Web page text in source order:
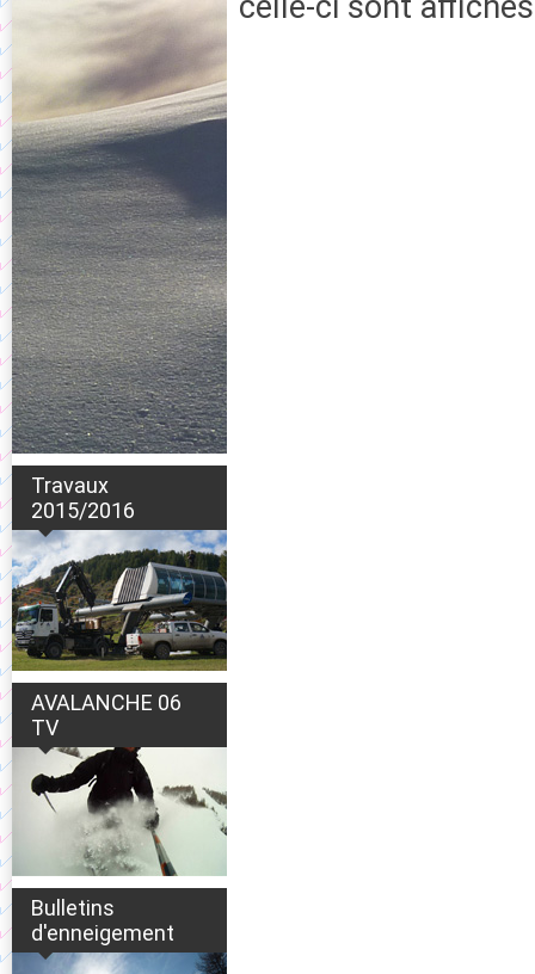
Travaux
2015/2016
AVALANCHE 06
TV
Bulletins
d'enneigement